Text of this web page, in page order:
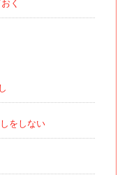
く
をしない